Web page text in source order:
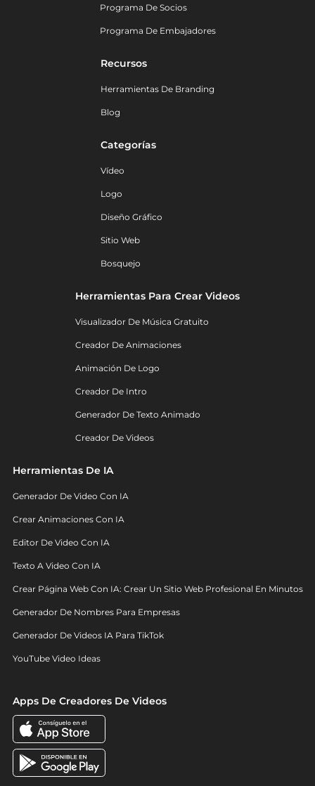
Programa De Socios
Programa De Embajadores
Recursos
Herramientas De Branding
Blog
Categorías
Vídeo
Logo
Diseño Gráfico
Sitio Web
Bosquejo
Herramientas Para Crear Videos
Visualizador De Música Gratuito
Creador De Animaciones
Animación De Logo
Creador De Intro
Generador De Texto Animado
Creador De Videos
Herramientas De IA
Generador De Video Con IA
Crear Animaciones Con IA
Editor De Video Con IA
Texto A Video Con IA
Crear Página Web Con IA: Crear Un Sitio Web Profesional En Minutos
Generador De Nombres Para Empresas
Generador De Videos IA Para TikTok
YouTube Video Ideas
Apps De Creadores De Videos